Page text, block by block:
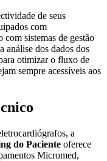
de seus
com
sistemas de gestão
análise dos dados dos
otimizar o fluxo de
sempre acessíveis aos
a
do Paciente oferece
Micromed,